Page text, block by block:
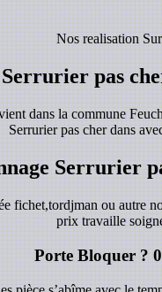
Nos realisation
Serrurier pas
dans la commune
Serrurier pas cher dans
Serrurier
fichet,tordjman ou autre
prix travaille
Porte Bloquer ?